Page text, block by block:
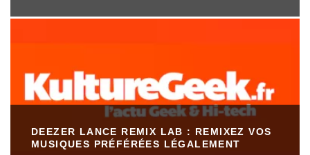
DEEZER LANCE REMIX LAB : REMIXEZ VOS
MUSIQUES PRÉFÉRÉES LÉGALEMENT